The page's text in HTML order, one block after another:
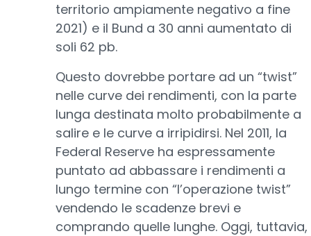
territorio ampiamente negativo a fine
2021) e il Bund a 30 anni aumentato di
soli 62 pb.
Questo dovrebbe portare ad un “twist”
nelle curve dei rendimenti, con la parte
lunga destinata molto probabilmente a
salire e le curve a irripidirsi. Nel 2011, la
Federal Reserve ha espressamente
puntato ad abbassare i rendimenti a
lungo termine con “l’operazione twist”
vendendo le scadenze brevi e
comprando quelle lunghe. Oggi, tuttavia,